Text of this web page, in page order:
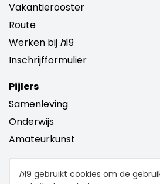
Vakantierooster
Route
Werken bij h19
Inschrijfformulier
Pijlers
Samenleving
Onderwijs
Amateurkunst
h19 gebruikt cookies om de